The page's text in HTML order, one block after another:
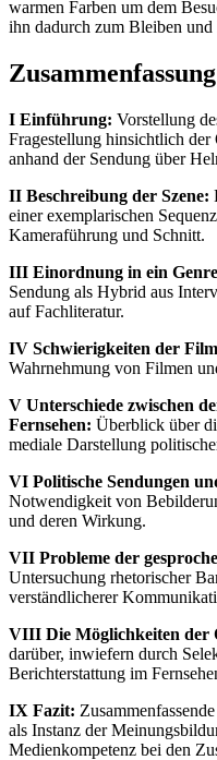
warmen Farben um dem
ihn dadurch zum Bleiben
I Einführung: Vorstellung
Fragestellung hinsichtlich
anhand der Sendung über
II Beschreibung der Szene:
einer exemplarischen
Kameraführung und Schnitt.
III Einordnung in ein
Sendung als Hybrid aus
auf Fachliteratur.
IV Schwierigkeiten der
Wahrnehmung von Filmen
V Unterschiede zwischen
Fernsehen: Überblick über
mediale Darstellung
VI Politische Sendungen
Notwendigkeit von
und deren Wirkung.
VII Probleme der
Untersuchung rhetorischer
verständlicherer
VIII Die Möglichkeiten der
darüber, inwiefern durch
Berichterstattung im
IX Fazit:
als Instanz der
Medienkompetenz bei den